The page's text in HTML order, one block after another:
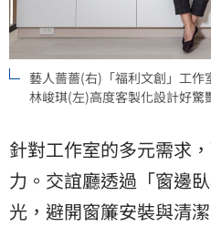
藝人薔薔(右)「福利文創」工
林峻琪(左)高度客製化設計好驚
針對工作室的多元需求
力。交誼廳透過「窗邊
光，避開窗簾安裝與清